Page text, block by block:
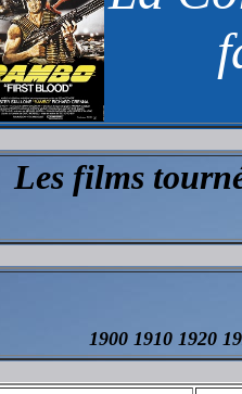
Les films
1900 1910 1920